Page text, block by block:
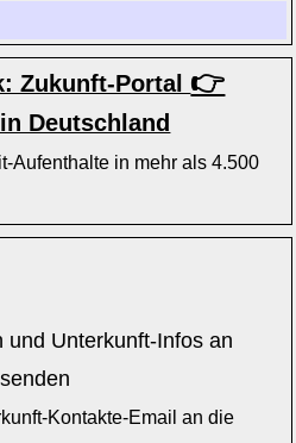
Zukunft-Portal 👉
Deutschland
Aufenthalte in mehr als 4.500
Kontakte-Email an die